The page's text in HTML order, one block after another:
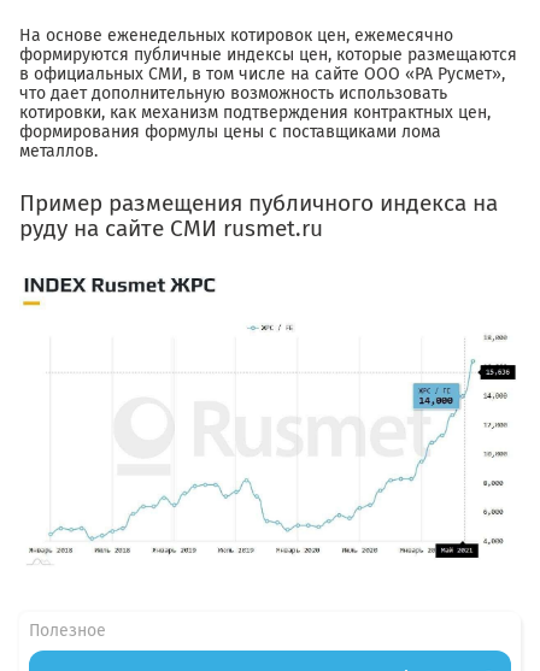
На основе еженедельных котировок цен, ежемесячно
формируются публичные индексы цен, которые размещаются
в официальных СМИ, в том числе на сайте ООО «РА Русмет»,
что дает дополнительную возможность использовать
котировки, как механизм подтверждения контрактных цен,
формирования формулы цены с поставщиками лома
металлов.
Пример размещения публичного индекса на
руду на сайте СМИ rusmet.ru
Полезное